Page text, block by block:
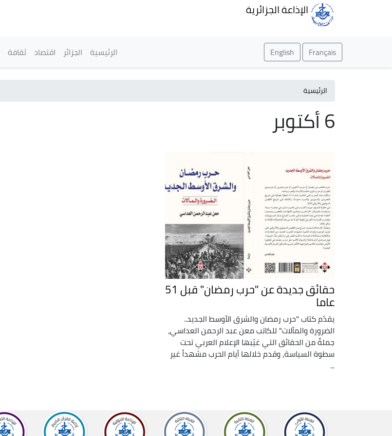
الإذاعة الجزائرية
Français
English القائمة الرئيسية
الرئيسية الجزائر اقتصاد ثقافة
الرئيسية
6 أكتوبر
حقائق جديدة عن "حرب رمضان" قبل 51
عاما
يقدّم كتاب "حرب رمضان والشرق الأوسط الجديد..
الضرورة والمآلات" للكاتب معن عبد الرحمن العداسي،
جملةً من الحقائق التي غيّبها الإعلام العربي تحت
سطوة السياسة، وقدم خلالها أيام الحرب مشهداً غير
...